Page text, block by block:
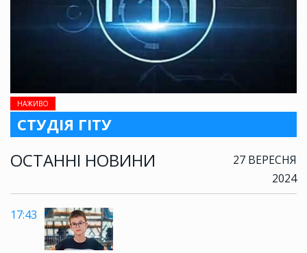
НАЖИВО
СТУДІЯ ГІТУ
ОСТАННІ НОВИНИ
27 ВЕРЕСНЯ
2024
17:43